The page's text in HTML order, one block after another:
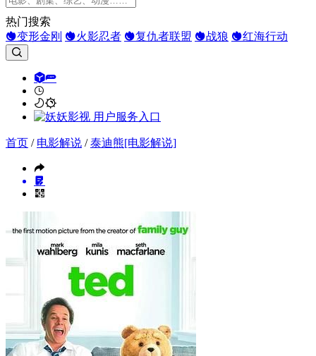
热门搜索
变形金刚
火影忍者 复仇者联盟 战狼 红海行动
首页 / 电影解说 /泰迪熊[电影解说]